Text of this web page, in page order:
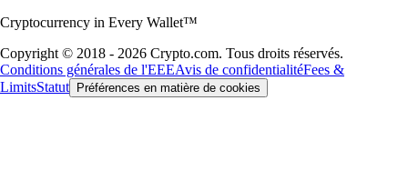
Cryptocurrency in Every Wallet™
Copyright © 2018 - 2026 Crypto.com. Tous droits réservés.
Conditions générales de l'EEEAvis de confidentialitéFees &
LimitsStatut Préférences en matière de cookies